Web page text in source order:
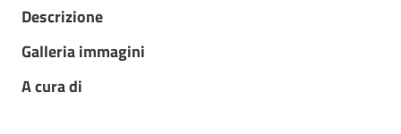
Descrizione
Galleria immagini
A cura di